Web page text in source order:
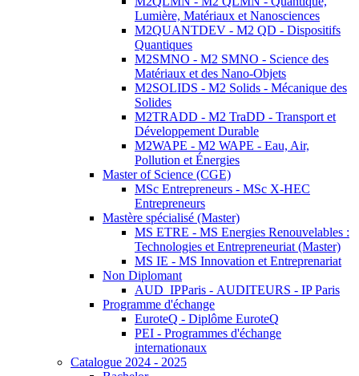
Lumière, Matériaux et Nanosciences
M2QUANTDEV - M2 QD - Dispositifs
Quantiques
M2SMNO - M2 SMNO - Science des
Matériaux et des Nano-Objets
M2SOLIDS - M2 Solids - Mécanique des
Solides
M2TRADD - M2 TraDD - Transport et
Développement Durable
M2WAPE - M2 WAPE - Eau, Air,
Pollution et Énergies
Master of Science (CGE)
MSc Entrepreneurs - MSc X-HEC
Entrepreneurs
Mastère spécialisé (Master)
MS ETRE - MS Energies Renouvelables :
Technologies et Entrepreneuriat (Master)
MS IE - MS Innovation et Entreprenariat
Non Diplomant
AUD_IPParis - AUDITEURS - IP Paris
Programme d'échange
EuroteQ - Diplôme EuroteQ
PEI - Programmes d'échange
internationaux
Catalogue 2024 - 2025